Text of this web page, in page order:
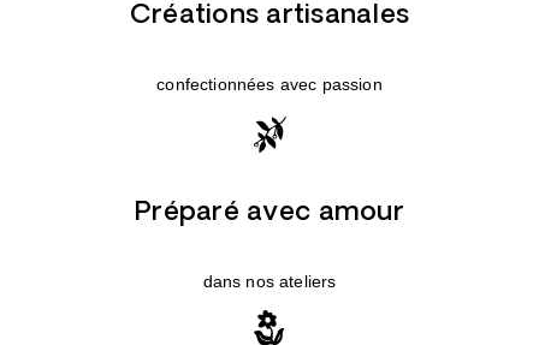
Créations artisanales
confectionnées avec passion
Préparé avec amour
dans nos ateliers